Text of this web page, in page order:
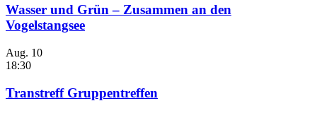
Wasser und Grün – Zusammen an den
Vogelstangsee
Aug. 10
18:30
Transtreff Gruppentreffen